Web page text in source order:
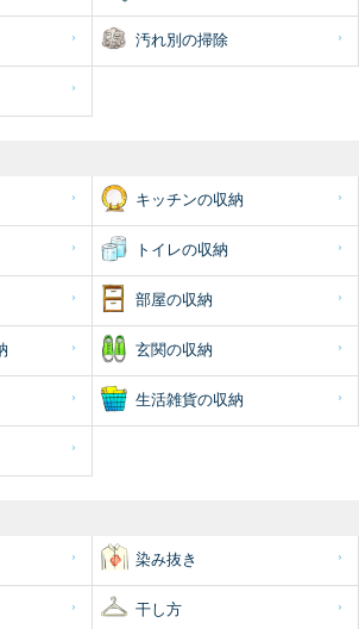
汚れ別の掃除
キッチンの収納
トイレの収納
部屋の収納
玄関の収納
生活雑貨の収納
染み抜き
干し方